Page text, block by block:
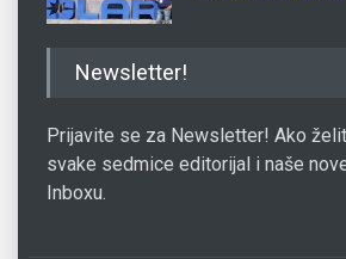
Newsletter!
Prijavite se za Newsletter! Ako
svake sedmice editorijal i naše
Inboxu.